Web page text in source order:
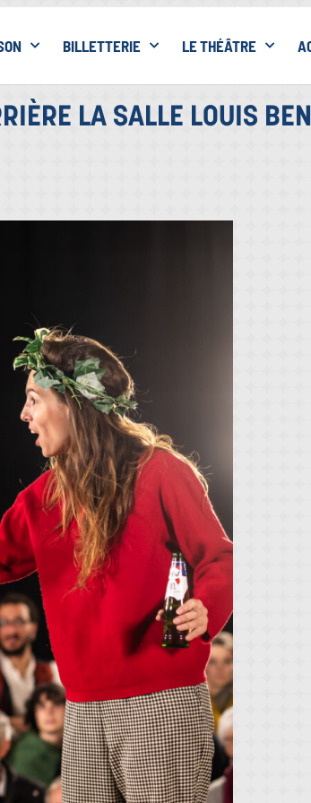
BILLETTERIE LE THÉÂTRE
LA SALLE LOUIS